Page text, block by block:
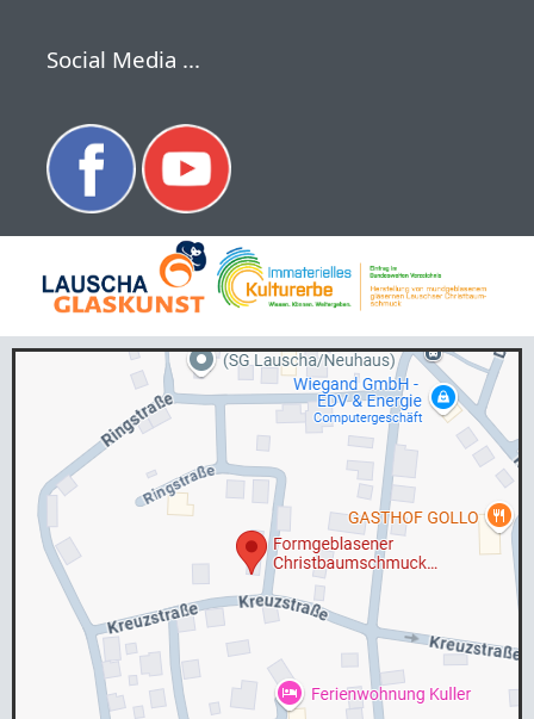
Social Media ...